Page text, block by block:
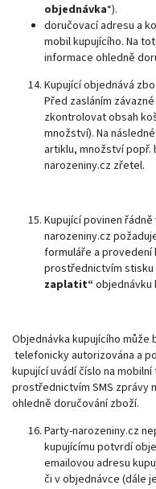
objednávka“).
doručovací adresu a
mobil kupujícího. Na
informace ohledně
Kupující objednává
Před zasláním
zkontrolovat obsah
množství). Na
artiklu, množství popř.
narozeniny.cz zřetel.
Kupující povinen
narozeniny.cz
formuláře a
prostřednictvím stisku
zaplatit“ objednávku
Objednávka kupujícího může
telefonicky autorizována a
kupující uvádí číslo na
prostřednictvím SMS zprávy
ohledně doručování zboží.
Party-narozeniny.cz
kupujícímu potvrdí
emailovou adresu
či v objednávce (dále